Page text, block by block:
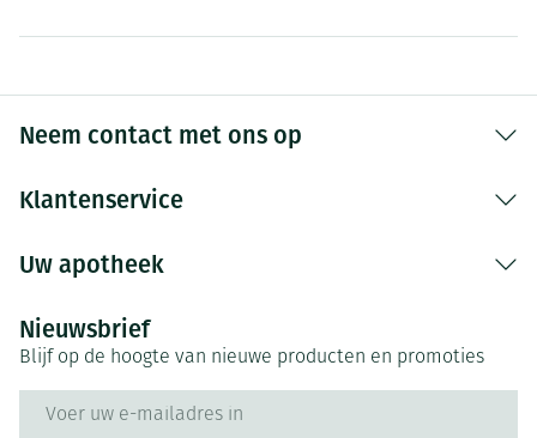
Neem contact met ons op
Klantenservice
Uw apotheek
Nieuwsbrief
Blijf op de hoogte van nieuwe producten en promoties